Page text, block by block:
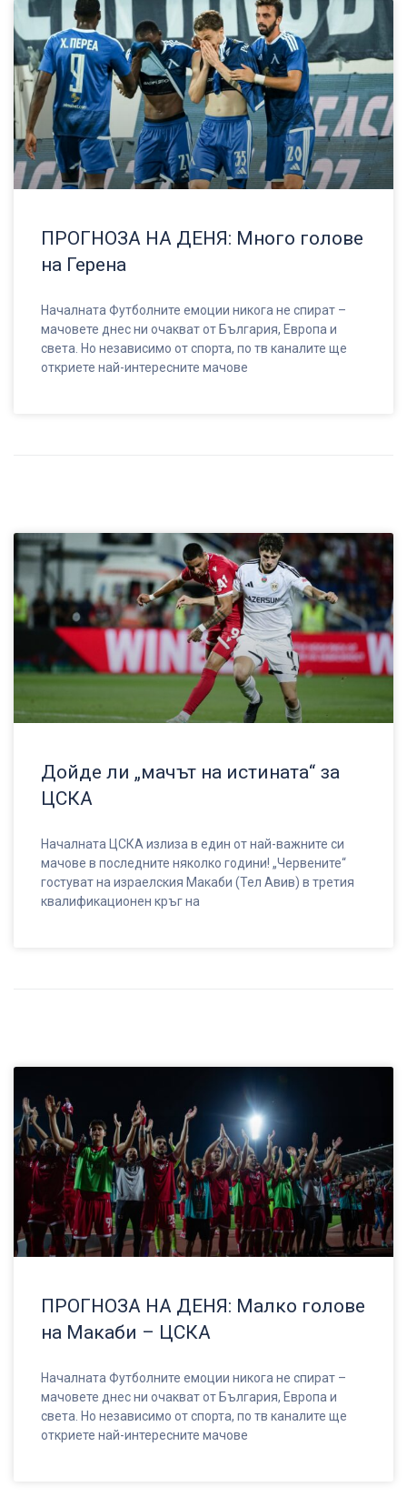
ПРОГНОЗА НА ДЕНЯ: Много голове
на Герена
Началната Футболните емоции никога не спират –
мачовете днес ни очакват от България, Европа и
света. Но независимо от спорта, по тв каналите ще
откриете най-интересните мачове
Дойде ли „мачът на истината“ за
ЦСКА
Началната ЦСКА излиза в един от най-важните си
мачове в последните няколко години! „Червените“
гостуват на израелския Макаби (Тел Авив) в третия
квалификационен кръг на
ПРОГНОЗА НА ДЕНЯ: Малко голове
на Макаби – ЦСКА
Началната Футболните емоции никога не спират –
мачовете днес ни очакват от България, Европа и
света. Но независимо от спорта, по тв каналите ще
откриете най-интересните мачове